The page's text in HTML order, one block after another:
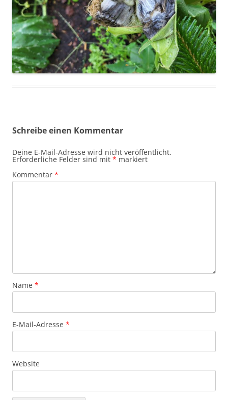
Schreibe einen Kommentar
Deine E-Mail-Adresse wird nicht veröffentlicht.
Erforderliche Felder sind mit * markiert
Kommentar *
Name *
E-Mail-Adresse *
Website